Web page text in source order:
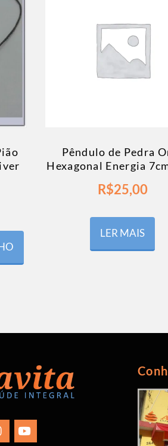
Pêndulo de Pedra
Hexagonal Energia
R$25,00
LER MAIS